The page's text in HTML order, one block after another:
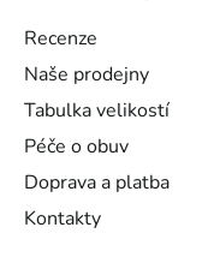
Recenze
Naše prodejny
Tabulka velikostí
Péče o obuv
Doprava a platba
Kontakty